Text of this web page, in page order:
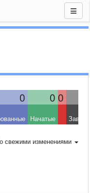
0 0 0
Начатые
свежими изменениями